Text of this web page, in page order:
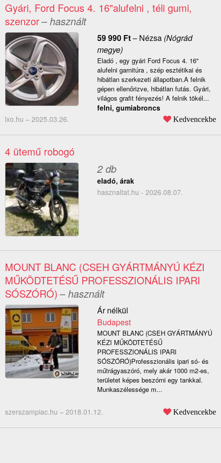
Gyári, Ford Focus 4. 16"alufelni , téli gumi,
szenzor– használt
59 990 Ft– Nézsa(Nógrád
megye)
Eladó , egy gyári Ford Focus 4. 16"
alufelni garnitúra , szép esztétikai és
hibátlan szerkezeti állapotban.A felnik
gépen ellenőrizve, hibátlan futás. Gyári,
világos grafit fényezés! A felnik tökél...
felni, gumiabroncs
lxo.hu – 2025.03.26. Kedvencekbe
4 ütemű robogó
2 db
eladó, árak
hasznaltat.hu - 2026.08.07.
MOUNT BLANC (CSEH GYÁRTMÁNYÚ KÉZI
MŰKÖDTETÉSŰ PROFESSZIONÁLIS IPARI
SÓSZÓRÓ) – használt
Ár nélkül
Budapest
MOUNT BLANC (CSEH GYÁRTMÁNYÚ
KÉZI MŰKÖDTETÉSŰ
PROFESSZIONÁLIS IPARI
SÓSZÓRÓ)Professzionális ipari só- és
műtrágyaszóró, mely akár 1000 m2-es,
területet képes beszórni egy tankkal.
Munkaszélessége m...
szerszampiac.hu – 2018.01.12. Kedvencekbe